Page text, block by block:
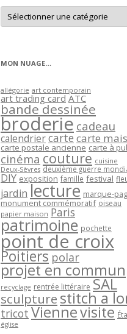
Retrouver
les
articles
MON NUAGE…
allégorie art contemporain
art trading card ATC
bande dessinée
broderie cadeau
calendriercartecarte
carte postale ancienne carte à
cinéma couture cuisine
Deux-Sèvres deuxième guerre
DIY exposition famille festival
jardin lecture marque-
monument commémoratif oiseau
papier maison Paris
patrimoine pochette
point de croix
Poitiers polar
projet en commun
recyclage rentrée littéraire SAL
sculpture stitch a
tricot Viennevisite
église